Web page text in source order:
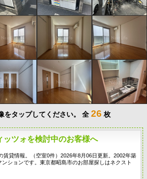
をタップしてください。 全 26 枚
ッツォを検討中のお客様へ
賃貸情報。（空室0件）2026年8月06日更新。2002年築
ンションです。東京都昭島市のお部屋探しはネクスト